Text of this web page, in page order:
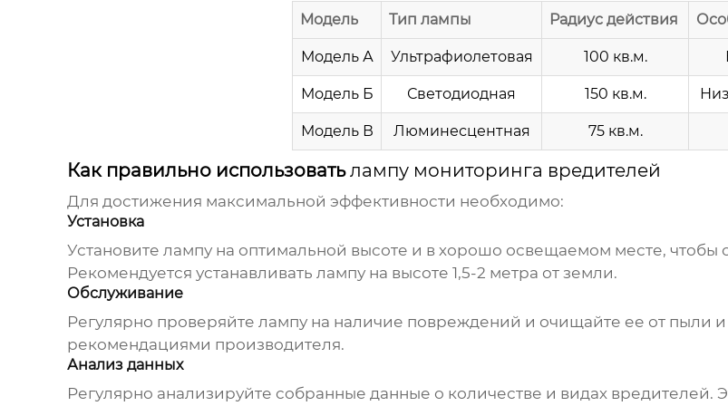
Модель Тип лампы Радиус действия
Модель А Ультрафиолетовая 100 кв.м.
Модель Б Светодиодная 150 кв.м.
Модель В Люминесцентная 75 кв.м.
Как правильно использоватьлампу мониторинга вредителей
Для достижения максимальной эффективности необходимо:
Установка
Установите лампу на оптимальной высоте и в хорошо освещаемом месте,
Рекомендуется устанавливать лампу на высоте 1,5-2 метра от земли.
Обслуживание
Регулярно проверяйте лампу на наличие повреждений и очищайте ее от пыли и
рекомендациями производителя.
Анализ данных
Регулярно анализируйте собранные данные о количестве и видах